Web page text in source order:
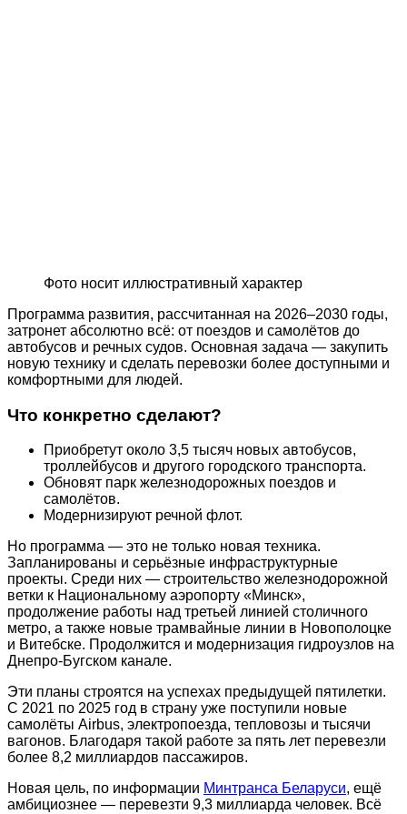
Фото носит иллюстративный характер
Программа развития, рассчитанная на 2026–2030 годы,
затронет абсолютно всё: от поездов и самолётов до
автобусов и речных судов. Основная задача — закупить
новую технику и сделать перевозки более доступными и
комфортными для людей.
Что конкретно сделают?
Приобретут около 3,5 тысяч новых автобусов,
троллейбусов и другого городского транспорта.
Обновят парк железнодорожных поездов и
самолётов.
Модернизируют речной флот.
Но программа — это не только новая техника.
Запланированы и серьёзные инфраструктурные
проекты. Среди них — строительство железнодорожной
ветки к Национальному аэропорту «Минск»,
продолжение работы над третьей линией столичного
метро, а также новые трамвайные линии в Новополоцке
и Витебске. Продолжится и модернизация гидроузлов на
Днепро-Бугском канале.
Эти планы строятся на успехах предыдущей пятилетки.
С 2021 по 2025 год в страну уже поступили новые
самолёты Airbus, электропоезда, тепловозы и тысячи
вагонов. Благодаря такой работе за пять лет перевезли
более 8,2 миллиардов пассажиров.
Новая цель, по информации Минтранса Беларуси, ещё
амбициознее — перевезти 9,3 миллиарда человек. Всё